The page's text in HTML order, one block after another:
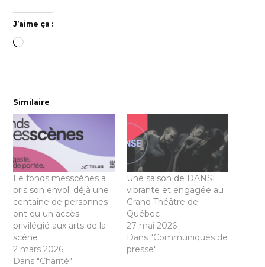
J’aime ça :
Chargement…
Similaire
Le fonds messcènes a
pris son envol: déjà une
centaine de personnes
ont eu un accès
privilégié aux arts de la
scène
2 mars 2026
Dans "Charité"
Une saison de DANSE
vibrante et engagée au
Grand Théâtre de
Québec
27 mai 2026
Dans "Communiqués de
presse"